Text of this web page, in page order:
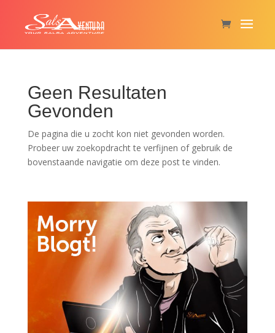
Geen Resultaten
Gevonden
De pagina die u zocht kon niet gevonden worden.
Probeer uw zoekopdracht te verfijnen of gebruik de
bovenstaande navigatie om deze post te vinden.